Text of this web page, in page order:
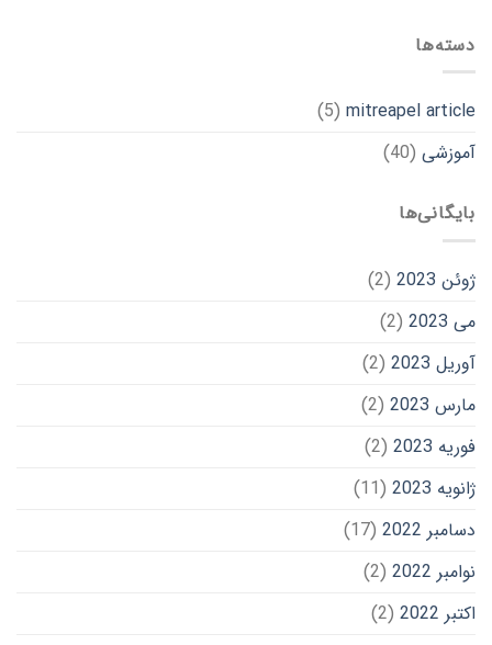
دسته‌ها
mitreapel article
(5)
آموزشی (40)
بایگانی‌ها
ژوئن 2023
(2)
می 2023
(2)
آوریل 2023
(2)
مارس 2023
(2)
فوریه 2023
(2)
ژانویه 2023
(11)
دسامبر 2022
(17)
نوامبر 2022
(2)
اکتبر 2022
(2)